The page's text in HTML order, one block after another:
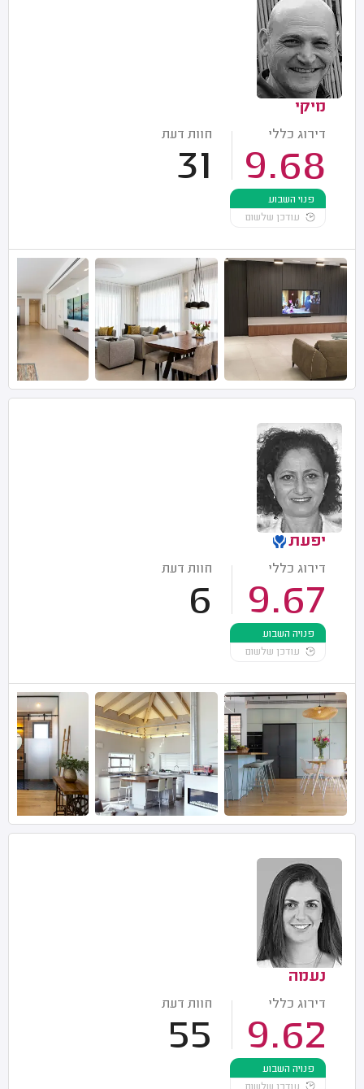
מיקי
דירוג כללי
9.68
חוות דעת
31
פנוי השבוע
עודכן שלשום
יפעת
דירוג כללי
9.67
חוות דעת
6
פנויה השבוע
עודכן שלשום
נעמה
דירוג כללי
9.62
חוות דעת
55
פנויה השבוע